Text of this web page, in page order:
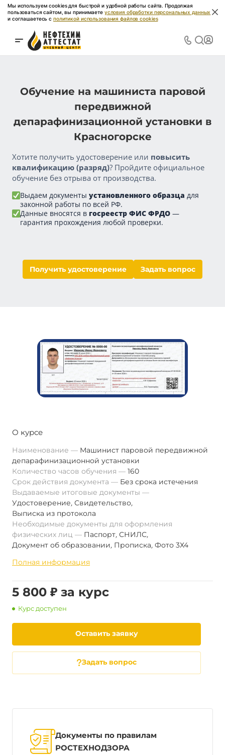
Мы используем cookies для быстрой и удобной работы сайта. Продолжая
пользоваться сайтом, вы принимаете условия обработки персональных данных
и соглашаетесь с политикой использования файлов cookies
Обучение на машиниста паровой
передвижной
депарафинизационной установки в
Красногорске
Хотите получить удостоверение или повысить
квалификацию (разряд)? Пройдите официальное
обучение без отрыва от производства.
Выдаем документы установленного образца для
законной работы по всей РФ.
Данные вносятся в госреестр ФИС ФРДО —
гарантия прохождения любой проверки.
Получить удостоверение Задать вопрос
О курсе
Наименование
Машинист паровой передвижной
депарафинизационной установки
Количество часов обучения
160
Срок действия документа
Без срока истечения
Выдаваемые итоговые документы
Удостоверение, Свидетельство,
Выписка из протокола
Необходимые документы для оформления
физических лиц
Паспорт, СНИЛС,
Документ об образовании, Прописка, Фото 3Х4
Полная информация
5 800 ₽ за курс
Курс доступен
Оставить заявку
Задать вопрос
Документы по правилам
РОСТЕХНОДЗОРА